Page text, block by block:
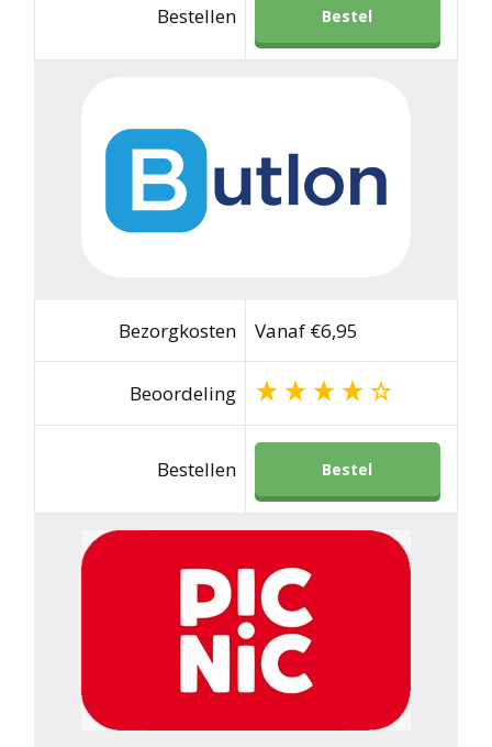
Bestellen Bestel
Bezorgkosten Vanaf €6,95
Beoordeling
Bestellen Bestel